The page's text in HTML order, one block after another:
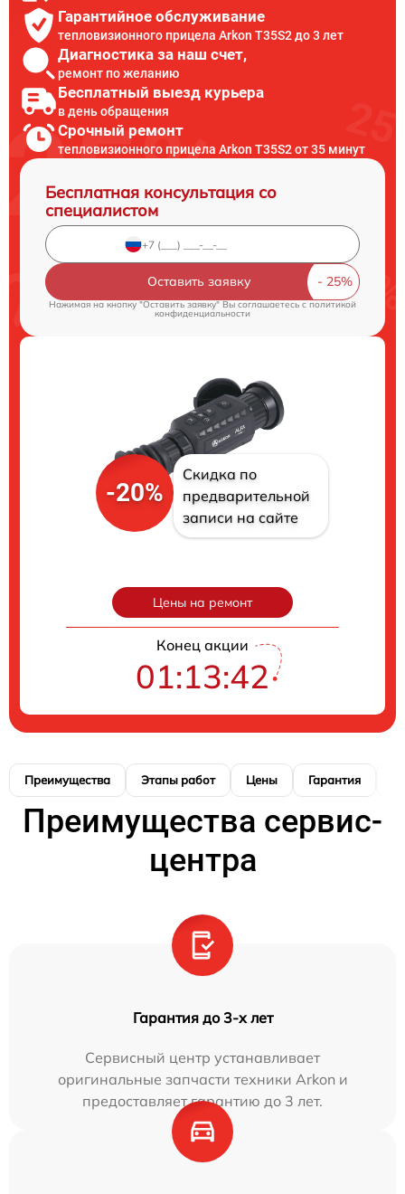
Гарантийное обслуживание
тепловизионного прицела Arkon T35S2 до 3 лет
Диагностика за наш счет,
ремонт по желанию
Бесплатный выезд курьера
в день обращения
Срочный ремонт
тепловизионного прицела Arkon T35S2 от 35 минут
Бесплатная консультация со
специалистом
Оставить заявку
Нажимая на кнопку "Оставить заявку" Вы соглашаетесь c политикой
конфиденциальности
-20%
Скидка по
предварительной
записи на сайте
Цены на ремонт
Конец акции
01:13:41
Преимущества Этапы работ Цены Гарантия
Преимущества сервис-
центра
Гарантия до 3-х лет
Сервисный центр устанавливает
оригинальные запчасти техники Arkon и
предоставляет гарантию до 3 лет.